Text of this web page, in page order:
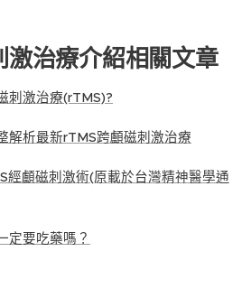
激治療介紹相關文章
刺激治療(rTMS)?
解析最新rTMS跨顱磁刺激治療
經顱磁刺激術(原載於台灣精神醫學通
定要吃藥嗎？